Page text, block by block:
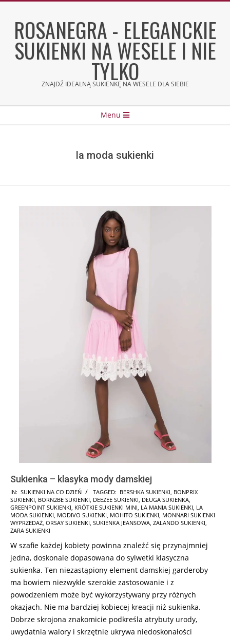
contentROSANEGRA - ELEGANCKIE
SUKIENKI NA WESELE I NIE
TYLKO
ZNAJDŹ IDEALNĄ SUKIENKĘ NA WESELE DLA SIEBIE
Menu
la moda sukienki
Sukienka – klasyka mody damskiej
2025-
02-
05
IN: SUKIENKI NA CO DZIEŃ TAGGED: BERSHKA SUKIENKI, BONPRIX
SUKIENKI, BORN2BE SUKIENKI, DEEZEE SUKIENKI, DŁUGA SUKIENKA,
GREENPOINT SUKIENKI, KRÓTKIE SUKIENKI MINI, LA MANIA SUKIENKI, LA
MODA SUKIENKI, MODIVO SUKIENKI, MOHITO SUKIENKI, MONNARI SUKIENKI
WYPRZEDAŻ, ORSAY SUKIENKI, SUKIENKA JEANSOWA, ZALANDO SUKIENKI,
ZARA SUKIENKI
W szafie każdej kobiety powinna znaleźć się przynajmniej
jedna, doskonale dopasowana do sylwetki klasyczna
sukienka. Ten niezastąpiony element damskiej garderoby
ma bowiem niezwykle szerokie zastosowanie i z
powodzeniem może być wykorzystywany przy różnych
okazjach. Nie ma bardziej kobiecej kreacji niż sukienka.
Dobrze skrojona znakomicie podkreśla atrybuty urody,
uwydatnia walory i skrzętnie ukrywa niedoskonałości